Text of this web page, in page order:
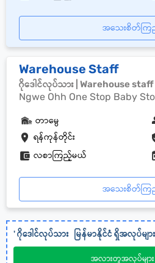
အသေးစိတ်ကြ
Warehouse Staff
ဂိုဒေါင်လုပ်သား | Warehouse staff
Ngwe Ohh One Stop Baby
ရန်ကုန်တိုင်း
တာမွေ
လစာကြည့်မယ်
အသေးစိတ်ကြ
'ဂိုဒေါင်လုပ်သား မြန်မာနိုင်ငံရှိအလုပ်မျာ
အလားတူအလုပ်များ